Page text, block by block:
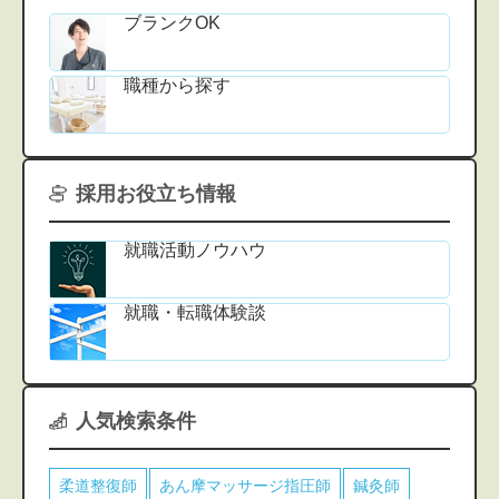
ブランクOK
職種から探す
採用お役立ち情報
就職活動ノウハウ
就職・転職体験談
人気検索条件
柔道整復師 あん摩マッサージ指圧師 鍼灸師